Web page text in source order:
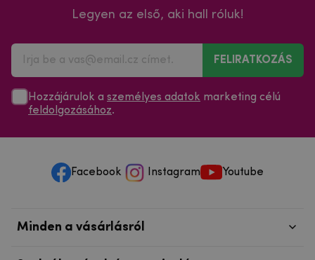
Legyen az első, aki hall róluk!
FELIRATKOZÁS
Hozzájárulok a személyes adatok marketing célú
feldolgozásához.
Facebook Instagram Youtube
Minden a vásárlásról